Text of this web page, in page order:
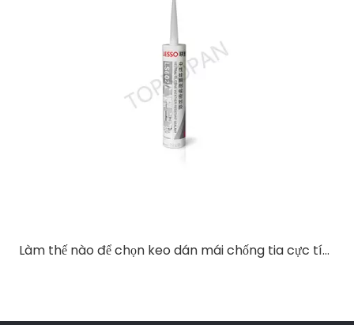
Làm thế nào để chọn keo dán mái chống tia cực tím cho hệ thống mái kim loại?